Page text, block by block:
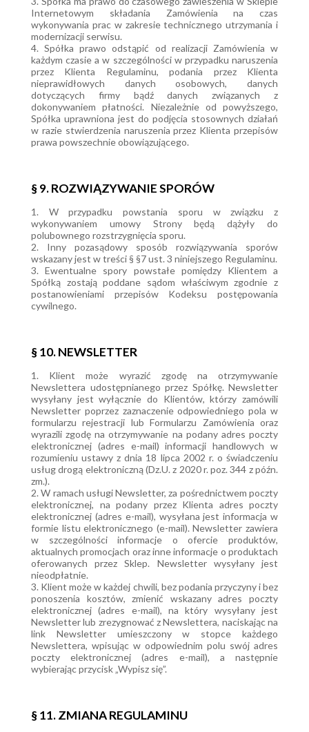
Internetowym składania Zamówienia na czas
wykonywania prac w zakresie technicznego utrzymania i
modernizacji serwisu.
4. Spółka prawo odstąpić od realizacji Zamówienia w
każdym czasie a w szczególności w przypadku naruszenia
przez Klienta Regulaminu, podania przez Klienta
nieprawidłowych danych osobowych, danych
dotyczących firmy bądź danych związanych z
dokonywaniem płatności. Niezależnie od powyższego,
Spółka uprawniona jest do podjęcia stosownych działań
w razie stwierdzenia naruszenia przez Klienta przepisów
prawa powszechnie obowiązującego.
§ 9. ROZWIĄZYWANIE SPORÓW
1. W przypadku powstania sporu w związku z
wykonywaniem umowy Strony będą dążyły do
polubownego rozstrzygnięcia sporu.
2. Inny pozasądowy sposób rozwiązywania sporów
wskazany jest w treści § §7 ust. 3 niniejszego Regulaminu.
3. Ewentualne spory powstałe pomiędzy Klientem a
Spółką zostają poddane sądom właściwym zgodnie z
postanowieniami przepisów Kodeksu postępowania
cywilnego.
§ 10. NEWSLETTER
1. Klient może wyrazić zgodę na otrzymywanie
Newslettera udostępnianego przez Spółkę. Newsletter
wysyłany jest wyłącznie do Klientów, którzy zamówili
Newsletter poprzez zaznaczenie odpowiedniego pola w
formularzu rejestracji lub Formularzu Zamówienia oraz
wyrazili zgodę na otrzymywanie na podany adres poczty
elektronicznej (adres e-mail) informacji handlowych w
rozumieniu ustawy z dnia 18 lipca 2002 r. o świadczeniu
usług drogą elektroniczną (Dz.U. z 2020 r. poz. 344 z późn.
zm.).
2. W ramach usługi Newsletter, za pośrednictwem poczty
elektronicznej, na podany przez Klienta adres poczty
elektronicznej (adres e-mail), wysyłana jest informacja w
formie listu elektronicznego (e-mail). Newsletter zawiera
w szczególności informacje o ofercie produktów,
aktualnych promocjach oraz inne informacje o produktach
oferowanych przez Sklep. Newsletter wysyłany jest
nieodpłatnie.
3. Klient może w każdej chwili, bez podania przyczyny i bez
ponoszenia kosztów, zmienić wskazany adres poczty
elektronicznej (adres e-mail), na który wysyłany jest
Newsletter lub zrezygnować z Newslettera, naciskając na
link Newsletter umieszczony w stopce każdego
Newslettera, wpisując w odpowiednim polu swój adres
poczty elektronicznej (adres e-mail), a następnie
wybierając przycisk „Wypisz się”.
§ 11. ZMIANA REGULAMINU